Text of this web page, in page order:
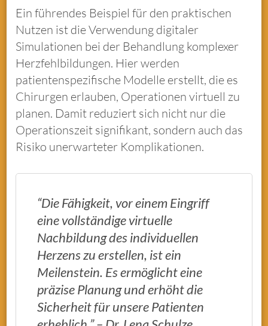
Ein führendes Beispiel für den praktischen
Nutzen ist die Verwendung digitaler
Simulationen bei der Behandlung komplexer
Herzfehlbildungen. Hier werden
patientenspezifische Modelle erstellt, die es
Chirurgen erlauben, Operationen virtuell zu
planen. Damit reduziert sich nicht nur die
Operationszeit signifikant, sondern auch das
Risiko unerwarteter Komplikationen.
“Die Fähigkeit, vor einem Eingriff
eine vollständige virtuelle
Nachbildung des individuellen
Herzens zu erstellen, ist ein
Meilenstein. Es ermöglicht eine
präzise Planung und erhöht die
Sicherheit für unsere Patienten